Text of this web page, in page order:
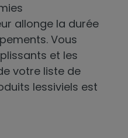
allonge la durée
Vous
et les
votre liste de
lessiviels est